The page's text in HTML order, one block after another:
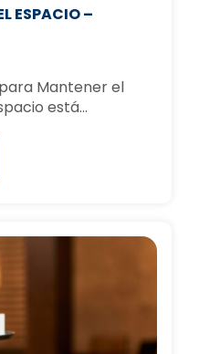
ESPACIO –
Mantener el
está…